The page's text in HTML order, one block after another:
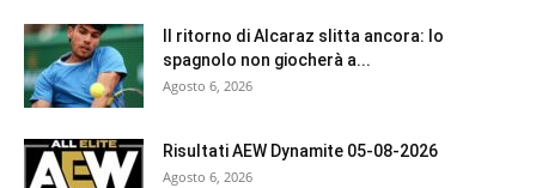
Il ritorno di Alcaraz slitta ancora: lo
spagnolo non giocherà a...
Agosto 6, 2026
Risultati AEW Dynamite 05-08-2026
Agosto 6, 2026